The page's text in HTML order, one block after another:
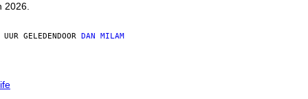
2026.
UUR GELEDENDOOR DAN MILAM